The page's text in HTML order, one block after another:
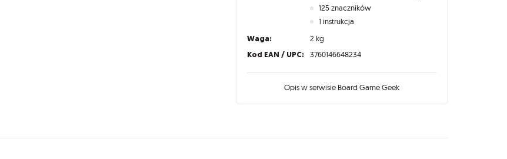
125 znaczników
1 instrukcja
Waga: 2 kg
Kod EAN / UPC: 3760146648234
Opis w serwisie Board Game Geek